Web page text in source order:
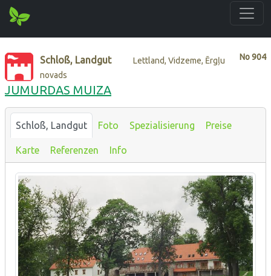
No904
Schloß, Landgut
Lettland, Vidzeme, Ērgļu
novads
JUMURDAS MUIZA
Schloß, Landgut Foto Spezialisierung Preise
Karte Referenzen Info